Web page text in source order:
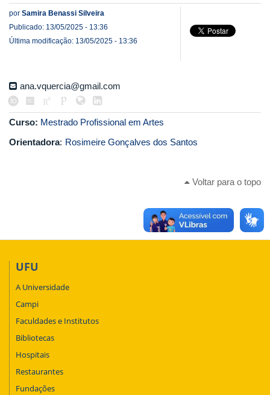
por Samira Benassi Silveira
Publicado: 13/05/2025 - 13:36
Última modificação: 13/05/2025 - 13:36
ana.vquercia@gmail.com
Curso: Mestrado Profissional em Artes
Orientadora: Rosimeire Gonçalves dos Santos
Voltar para o topo
UFU
A Universidade
Campi
Faculdades e Institutos
Bibliotecas
Hospitais
Restaurantes
Fundações